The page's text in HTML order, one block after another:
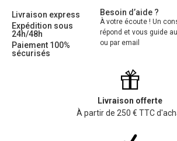
Livraison express
Expédition sous
24h/48h
Paiement 100%
sécurisés
Besoin d’aide ?
À votre écoute ! Un
répond et vous guide
ou par email
Livraison offerte
À partir de 250 € TTC